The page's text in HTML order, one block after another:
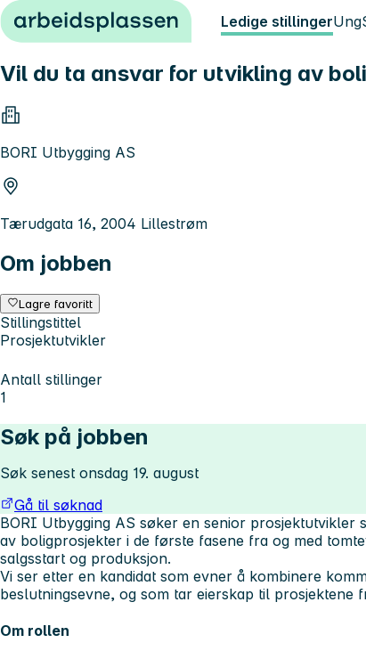
Hopp til innhold Ledige stillingerUng
Vil du ta ansvar for utvikling av
BORI Utbygging AS
Tærudgata 16, 2004 Lillestrøm
Om jobben
Lagre favoritt
Stillingstittel
Prosjektutvikler
Antall stillinger
1
Søk på jobben
Søk senest onsdag 19. august
Gå til søknad
BORI Utbygging AS søker en senior
av boligprosjekter i de første fasene fra og med
salgsstart og produksjon.
Vi ser etter en kandidat som evner å kombinere
beslutningsevne, og som tar eierskap til prosjektene
Om rollen